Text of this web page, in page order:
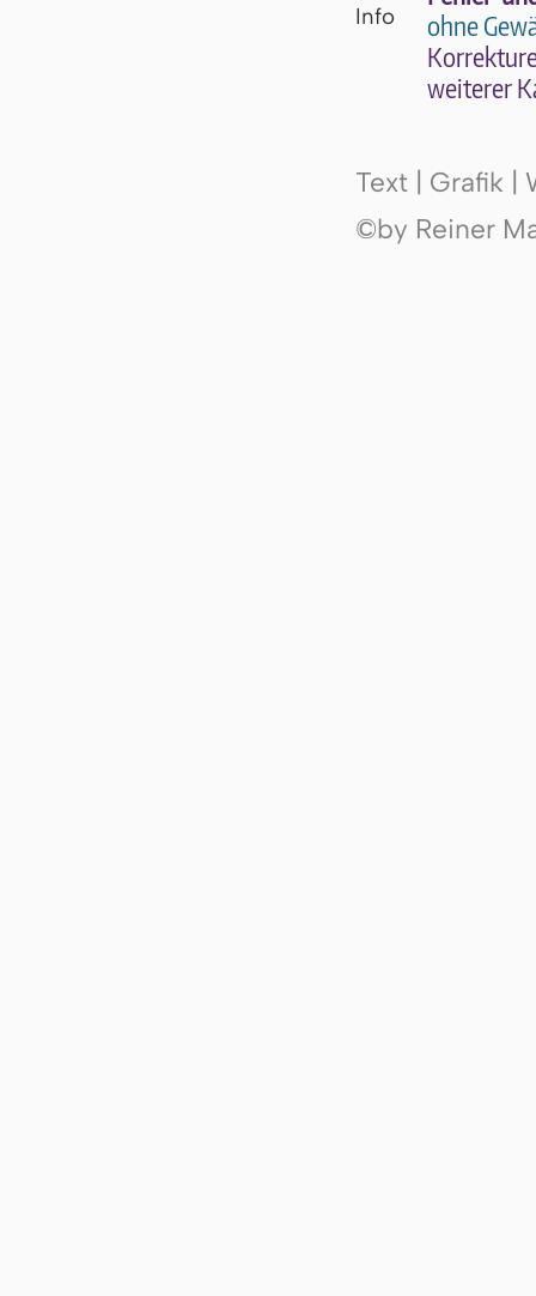
ohne
wei­te­rer
Text | Grafik |
©by Reiner